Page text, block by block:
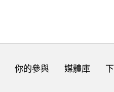
你的參與 媒體庫